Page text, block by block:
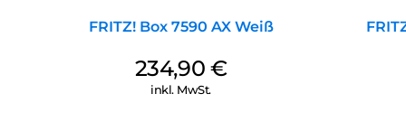
FRITZ! Box 7590 AX Weiß
234,90 €
inkl. MwSt.